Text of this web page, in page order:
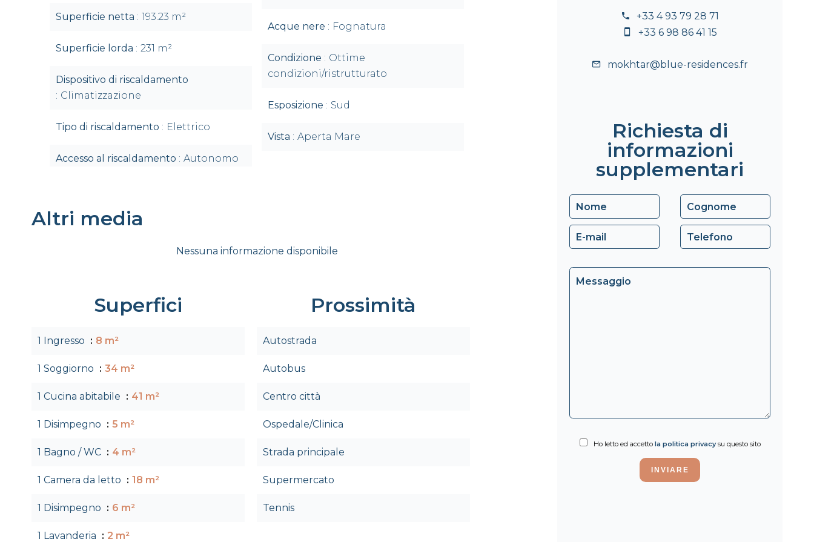
Superficie netta 193.23 m²
Superficie lorda 231 m²
Dispositivo di riscaldamento
Climatizzazione
Tipo di riscaldamento Elettrico
Accesso al riscaldamento Autonomo
Acque nere Fognatura
Condizione
Ottime
condizioni/ristrutturato
Esposizione Sud
Vista Aperta Mare
Altri media
Nessuna informazione disponibile
Superfici
1 Ingresso 8 m²
1 Soggiorno 34 m²
1 Cucina abitabile 41 m²
1 Disimpegno 5 m²
1 Bagno / WC 4 m²
1 Camera da letto 18 m²
1 Disimpegno 6 m²
1 Lavanderia 2 m²
Prossimità
Autostrada
Autobus
Centro città
Ospedale/Clinica
Strada principale
Supermercato
Tennis
+33 4 93 79 28 71
+33 6 98 86 41 15
mokhtar@blue-residences.fr
Richiesta di
informazioni
supplementari
Ho letto ed accetto la politica privacysu questo sito
INVIARE